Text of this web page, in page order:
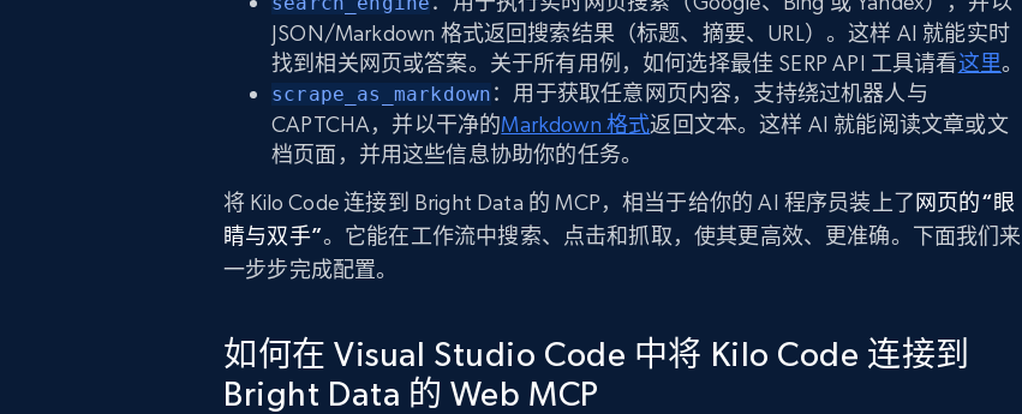
JSON/Markdown 格式返回搜索结果（标题、摘要、URL）。这样 AI 就能实时
找到相关网页或答案。关于所有用例，如何选择最佳 SERP API 工具请看这里。
scrape_as_markdown ：用于获取任意网页内容，支持绕过机器人与
CAPTCHA，并以干净的Markdown 格式返回文本。这样 AI 就能阅读文章或文
档页面，并用这些信息协助你的任务。
将 Kilo Code 连接到 Bright Data 的 MCP，相当于给你的 AI 程序员装上了网页的“眼
睛与双手”。它能在工作流中搜索、点击和抓取，使其更高效、更准确。下面我们来
一步步完成配置。
如何在 Visual Studio Code 中将 Kilo Code 连接到
Bright Data 的 Web MCP